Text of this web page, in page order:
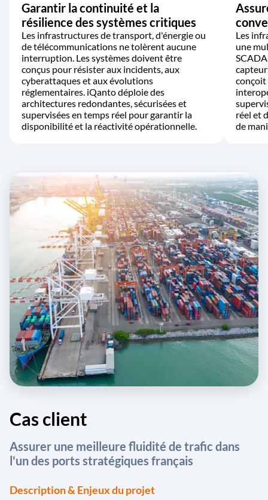
Garantir la continuité et la
résilience des systèmes critiques
Les infrastructures de transport, d'énergie ou
de télécommunications ne tolèrent aucune
interruption. Les systèmes doivent être
conçus pour résister aux incidents, aux
cyberattaques et aux évolutions
réglementaires. iQanto déploie des
architectures redondantes, sécurisées et
supervisées en temps réel pour garantir la
disponibilité et la réactivité opérationnelle.
Les
une
conçoit
réel et
de
Cas client
Assurer une meilleure fluidité de trafic dans
l'un des ports stratégiques français
Description & Enjeux du projet